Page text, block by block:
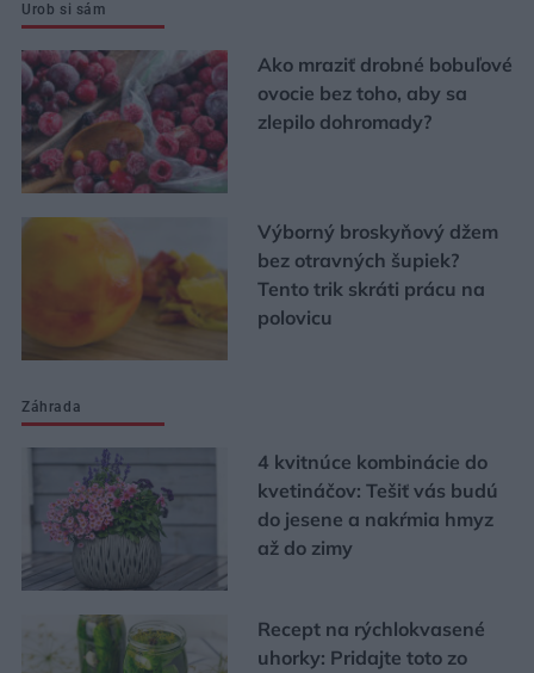
Urob si sám
Ako mraziť drobné bobuľové
ovocie bez toho, aby sa
zlepilo dohromady?
Výborný broskyňový džem
bez otravných šupiek?
Tento trik skráti prácu na
polovicu
Záhrada
4 kvitnúce kombinácie do
kvetináčov: Tešiť vás budú
do jesene a nakŕmia hmyz
až do zimy
Recept na rýchlokvasené
uhorky: Pridajte toto zo